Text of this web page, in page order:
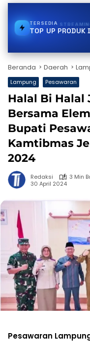
TERSEDIA TOKEN
TOP UP PRODUK
Beranda Daerah
Lampung Pesawaran
Halal Bi Halal
Bersama
Bupati
Kamtibmas
2024
Redaksi
3 Min
30 April 2024
Pesawaran